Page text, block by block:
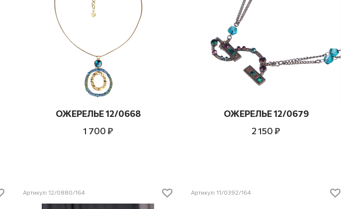
ОЖЕРЕЛЬЕ 12/0668
1 700 ₽
ОЖЕРЕЛЬЕ 12/0679
2 150 ₽
Артикул: 12/0880/164 Артикул: 11/0392/164